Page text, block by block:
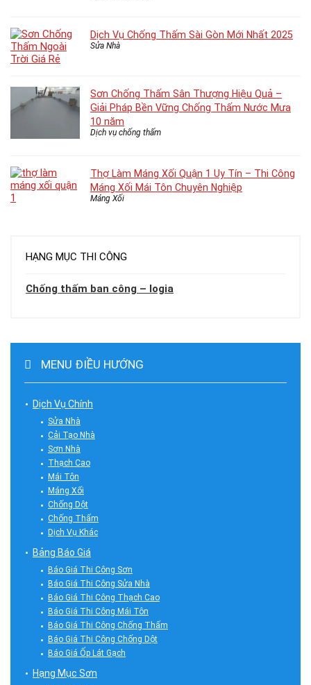
Dịch Vụ Chống Thấm Sài Gòn Mới Nhất 2025
Sửa Nhà
Sơn Chống Thấm Sân Thượng Hiệu Quả –
Giải Pháp Bền Vững Chống Thấm Nước Mưa
10 năm
Dịch vụ chống thấm
Thợ Làm Máng Xối Quận 1 Uy Tín – Thi Công
Máng Xối Mái Tôn Chuyên Nghiệp
Máng Xối
HẠNG MỤC THI CÔNG
Chống thấm ban công – logia
MENU ĐIỀU HƯỚNG
Dịch Vụ Chính
Sửa Nhà
Cải Tạo Nhà
Sơn Nhà
Thạch Cao
Mái Tôn
Máng Xối
Chống Dột
Chống Thấm
Dịch Vụ Khác
Bảng Báo Giá
Báo Giá Thi Công Sơn
Báo Giá Thi Công Sửa Nhà
Báo Giá Thi Công Thạch Cao
Báo Giá Thi Công Mái Tôn
Báo Giá Thi Công Chống Thấm
Báo Giá Thi Công Chống Dột
Báo Giá Ốp Lát Gạch
Hạng Mục Sơn